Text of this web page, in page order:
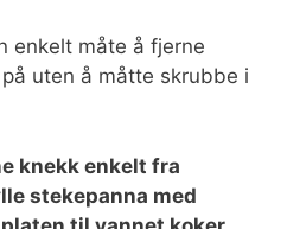
enkelt måte å fjerne
uten å måtte skrubbe i
knekk enkelt fra
stekepanna med